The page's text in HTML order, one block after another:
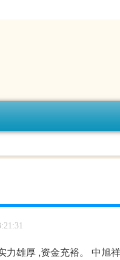
力雄厚 ,资金充裕。 中